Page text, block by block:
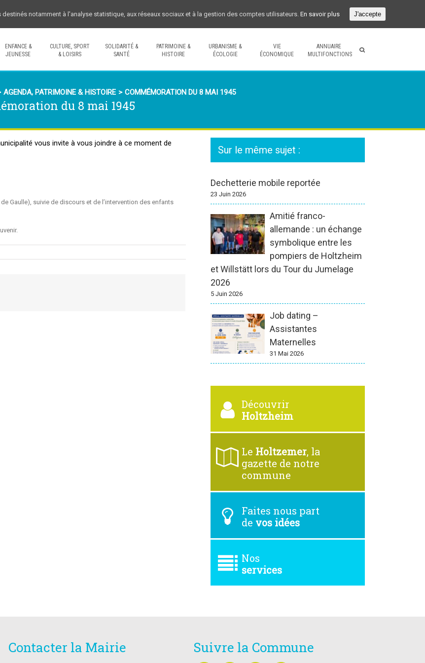
ENFANCE &
JEUNESSE
CULTURE, SPORT
& LOISIRS
SOLIDARITÉ &
SANTÉ
PATRIMOINE &
HISTOIRE
URBANISME &
ÉCOLOGIE
VIE
ÉCONOMIQUE
ANNUAIRE
MULTIFONCTIONS
AGENDA, PATRIMOINE & HISTOIRE > COMMÉMORATION DU 8 MAI 1945
du 8 mai 1945
vous invite à vous joindre à ce moment de
Gaulle), suivie de discours et de l’intervention des enfants
Sur le même sujet :
Dechetterie mobile reportée
23 Juin 2026
Amitié franco-
allemande : un échange
symbolique entre les
pompiers de Holtzheim
et Willstätt lors du Tour du Jumelage
2026
5 Juin 2026
Job dating –
Assistantes
Maternelles
31 Mai 2026
Découvrir
Holtzheim
Le Holtzemer, la
gazette de notre
commune
Faites nous part
de vos idées
Nos
services
Contacter la Mairie Suivre la Commune
notamment à l'analyse statistique, aux réseaux sociaux et à la gestion des comptes utilisateurs. En savoir plus J'accepte